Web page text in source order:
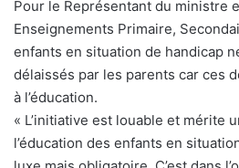
Pour le Représentant du ministre
Enseignements Primaire,
enfants en situation de handicap
délaissés par les parents car ces
à l’éducation.
« L’initiative est louable et mérite
l’éducation des enfants en